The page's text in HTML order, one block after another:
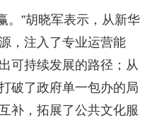
。”胡晓军表示，从新华
，注入了专业运营能
可持续发展的路径；从
破了政府单一包办的局
补，拓展了公共文化服